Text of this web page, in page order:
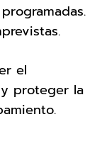
el
proteger la